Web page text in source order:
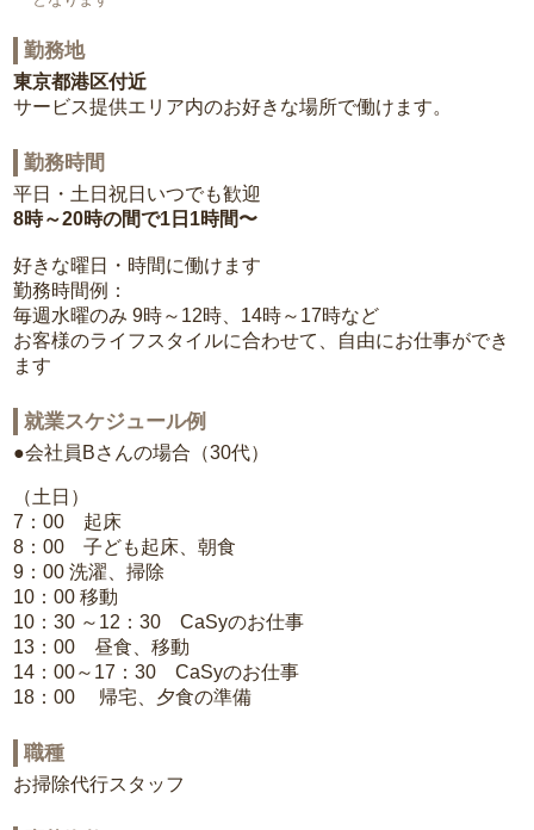
勤務地
東京都港区付近
サービス提供エリア内のお好きな場所で働けます。
勤務時間
平日・土日祝日いつでも歓迎
8時～20時の間で1日1時間〜
好きな曜日・時間に働けます
勤務時間例：
毎週水曜のみ 9時～12時、14時～17時など
お客様のライフスタイルに合わせて、自由にお仕事ができ
ます
就業スケジュール例
●会社員Bさんの場合（30代）
（土日）
7：00 起床
8：00 子ども起床、朝食
9：00 洗濯、掃除
10：00 移動
10：30 ～12：30 CaSyのお仕事
13：00 昼食、移動
14：00～17：30 CaSyのお仕事
18：00 帰宅、夕食の準備
職種
お掃除代行スタッフ